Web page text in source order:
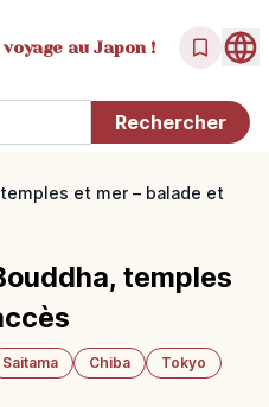
voyage au Japon !
et mer – balade et
temples
Saitama Chiba
Tokyo